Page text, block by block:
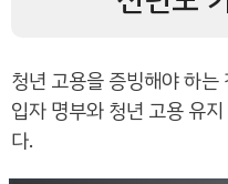
청년 고용을 증빙해야 하
입자 명부와 청년 고용 유
다.